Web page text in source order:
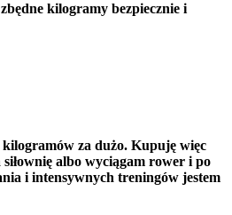
kilogramy bezpiecznie i
kilogramów za dużo. Kupuję więc
albo wyciągam rower i po
i intensywnych treningów jestem